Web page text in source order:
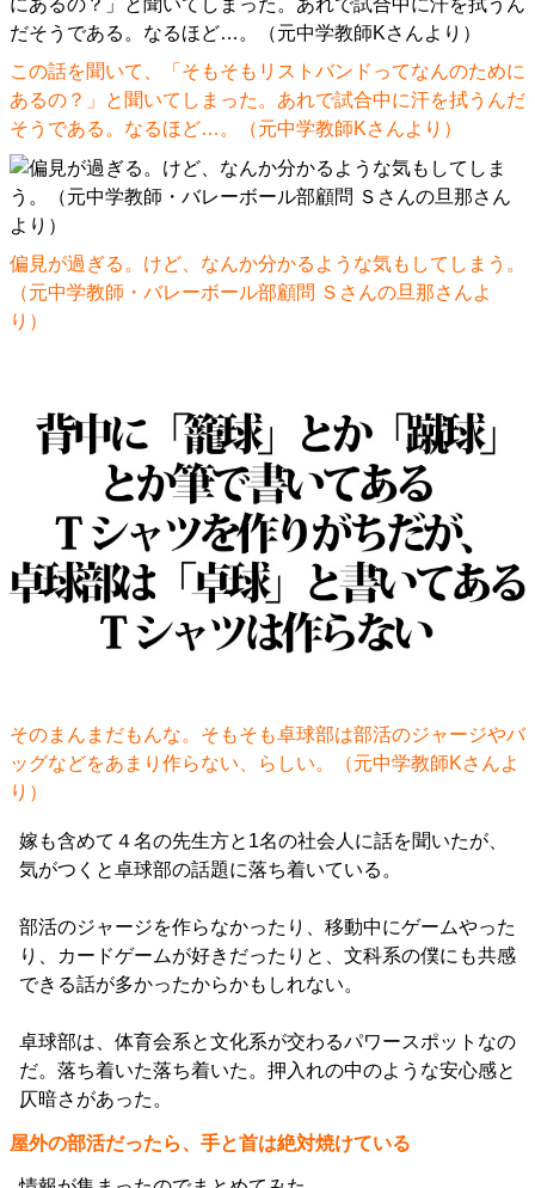
この話を聞いて、「そもそもリストバンドってなんのために
あるの？」と聞いてしまった。あれで試合中に汗を拭うんだ
そうである。なるほど…。（元中学教師Kさんより）
偏見が過ぎる。けど、なんか分かるような気もしてしまう。
（元中学教師・バレーボール部顧問 Ｓさんの旦那さんよ
り）
そのまんまだもんな。そもそも卓球部は部活のジャージやバ
ッグなどをあまり作らない、らしい。（元中学教師Kさんよ
り）
嫁も含めて４名の先生方と1名の社会人に話を聞いたが、
気がつくと卓球部の話題に落ち着いている。
部活のジャージを作らなかったり、移動中にゲームやった
り、カードゲームが好きだったりと、文科系の僕にも共感
できる話が多かったからかもしれない。
卓球部は、体育会系と文化系が交わるパワースポットなの
だ。落ち着いた落ち着いた。押入れの中のような安心感と
仄暗さがあった。
屋外の部活だったら、手と首は絶対焼けている